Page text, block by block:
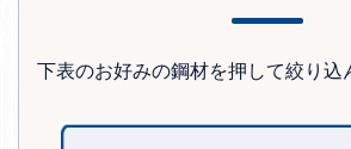
下表のお好みの鋼材を押して絞り込